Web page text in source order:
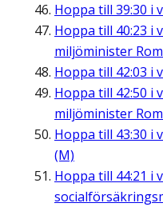
Hoppa till 39:30 i
Hoppa till 40:23 i
miljöminister
Hoppa till 42:03 i
Hoppa till 42:50 i
miljöminister
Hoppa till 43:30 i
(M)
Hoppa till 44:21 i